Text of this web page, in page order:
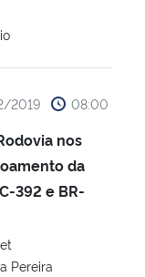
2019 08:00
nos
da
392 e BR-
Pereira